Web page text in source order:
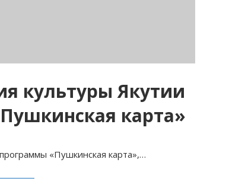
культуры Якутии
карта»
«Пушкинская карта»,…